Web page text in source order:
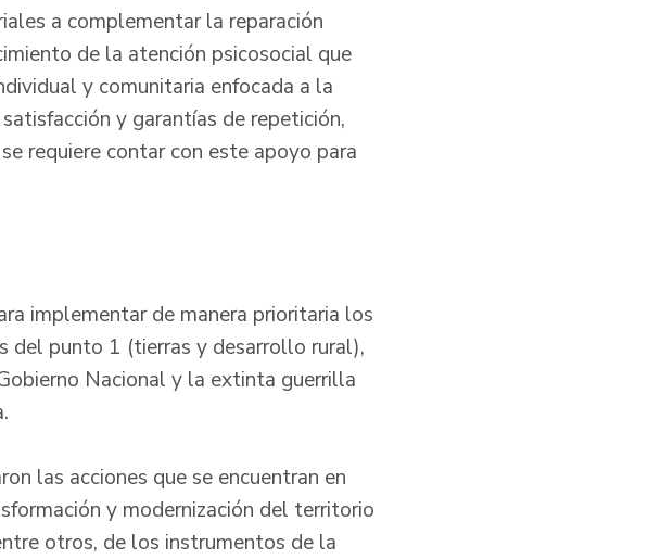
a complementar la reparación
de la atención psicosocial que
y comunitaria enfocada a la
y garantías de repetición,
requiere contar con este apoyo para
implementar de manera prioritaria los
del punto 1 (tierras y desarrollo rural),
Nacional y la extinta guerrilla
las acciones que se encuentran en
y modernización del territorio
otros, de los instrumentos de la